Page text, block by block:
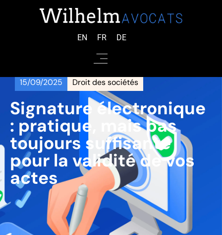
EN FR DE
15/09/2025 Droit des sociétés
Signature électronique
: pratique, mais pas
toujours suffisante
pour la validité de vos
actes